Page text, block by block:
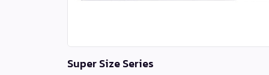
Super Size Series